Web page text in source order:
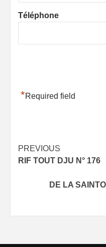
Téléphone
*Required field
Post
navigation
PREVIOUS
RIF TOUT DJU N° 176
DE LA